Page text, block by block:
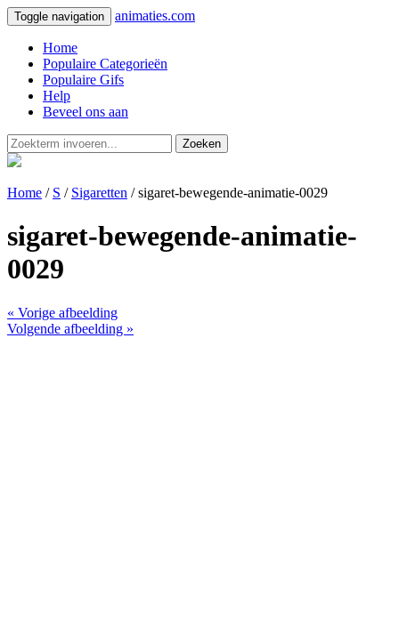
Toggle navigation animaties.com
Home
Populaire Categorieën
Populaire Gifs
Help
Beveel ons aan
Zoeken
Home / S / Sigaretten / sigaret-bewegende-animatie-0029
sigaret-bewegende-animatie-
0029
« Vorige afbeelding
Volgende afbeelding »